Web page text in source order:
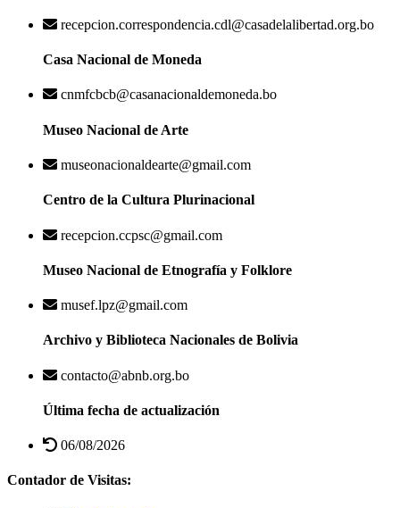
recepcion.correspondencia.cdl@casadelalibertad.org.bo
Casa Nacional de Moneda
cnmfcbcb@casanacionaldemoneda.bo
Museo Nacional de Arte
museonacionaldearte@gmail.com
Centro de la Cultura Plurinacional
recepcion.ccpsc@gmail.com
Museo Nacional de Etnografía y Folklore
musef.lpz@gmail.com
Archivo y Biblioteca Nacionales de Bolivia
contacto@abnb.org.bo
Última fecha de actualización
06/08/2026
Contador de Visitas: